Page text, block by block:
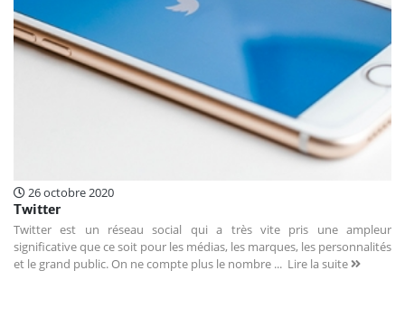
26 octobre 2020
Twitter
Twitter est un réseau social qui a très vite pris une ampleur
significative que ce soit pour les médias, les marques, les personnalités
et le grand public. On ne compte plus le nombre ... Lire la suite